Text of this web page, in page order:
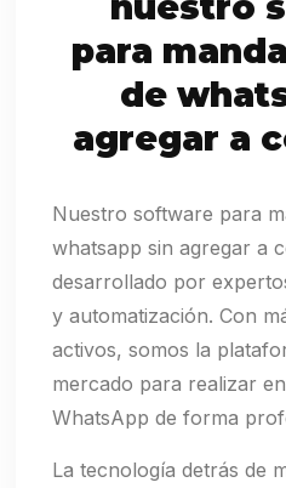
para
de
agregar a
Nuestro software para
whatsapp sin agregar a
desarrollado por
y automatización. Con
activos, somos la
mercado para realizar
WhatsApp de forma
La tecnología detrás de